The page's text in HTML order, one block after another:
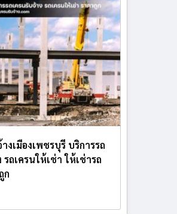
งเมืองเพชรบุรี บริการรถ
รถเครนให้เช่า ให้เช่ารถ
ก